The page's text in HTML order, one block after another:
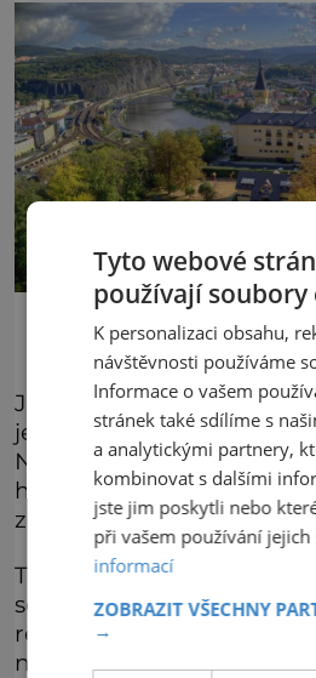
Větruše
Jedna jízda trvá asi dvě
je lanovka schopna
Na vrcholu vás čeká
historizujícím stylu,
zámeček Větruše.
Ta prošla důležitou
současného milénia,
restaurace i hotel. Od
několik značených
Tyto webové
používají soubory
K personalizaci obsahu,
návštěvnosti používáme
Informace o vašem
stránek také sdílíme s
a analytickými partnery,
kombinovat s dalšími
jste jim poskytli nebo
při vašem používání
informací
ZOBRAZIT VŠECHNY
→